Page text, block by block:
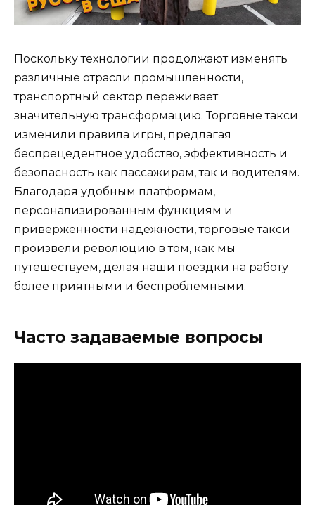
Поскольку технологии продолжают изменять
различные отрасли промышленности,
транспортный сектор переживает
значительную трансформацию. Торговые такси
изменили правила игры, предлагая
беспрецедентное удобство, эффективность и
безопасность как пассажирам, так и водителям.
Благодаря удобным платформам,
персонализированным функциям и
приверженности надежности, торговые такси
произвели революцию в том, как мы
путешествуем, делая наши поездки на работу
более приятными и беспроблемными.
Часто задаваемые вопросы